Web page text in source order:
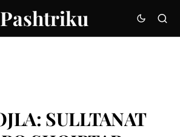
Pashtriku
SULLTANAT